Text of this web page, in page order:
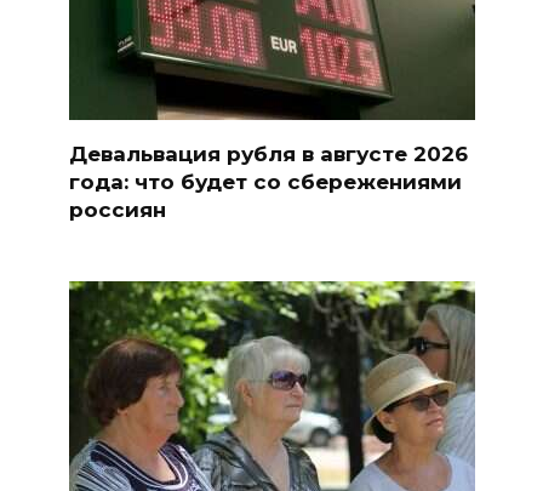
Девальвация рубля в августе 2026
года: что будет со сбережениями
россиян